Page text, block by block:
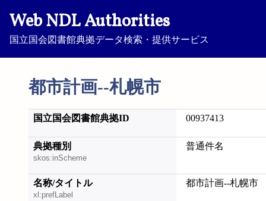
Web NDL Authorities
国立国会図書館典拠データ検索・提供サービス
都市計画--札幌市
国立国会図書館典拠ID 00937413
典拠種別
skos:inScheme
普通件名
名称/タイトル
xl:prefLabel
都市計画--札幌市